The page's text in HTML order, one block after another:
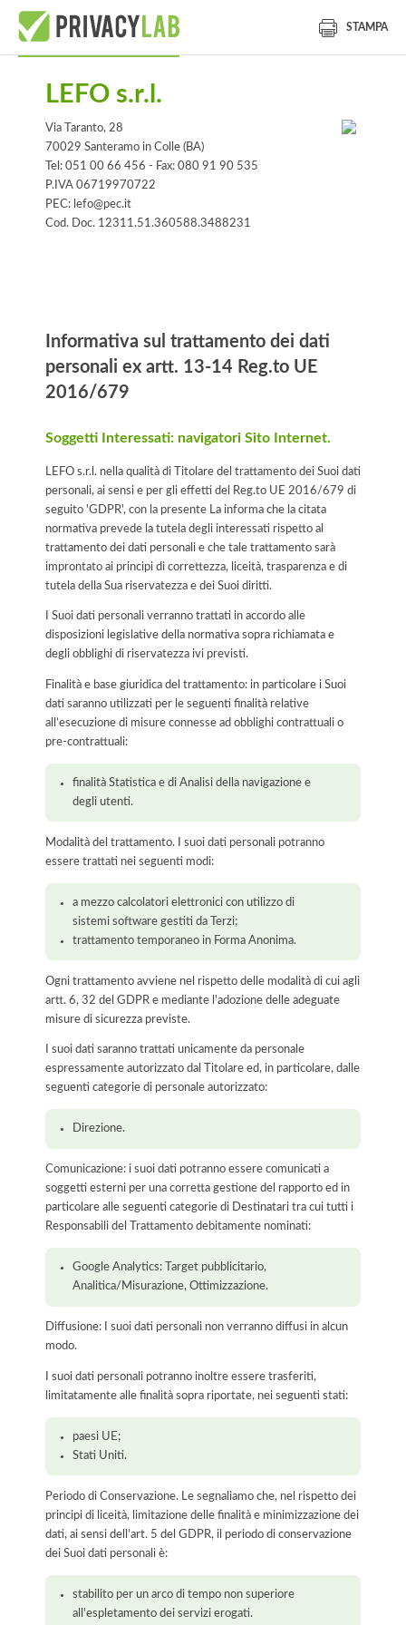
STAMPA
LEFO s.r.l.
Via Taranto, 28
70029 Santeramo in Colle (BA)
Tel: 051 00 66 456 - Fax: 080 91 90 535
P.IVA 06719970722
PEC: lefo@pec.it
Cod. Doc. 12311.51.360588.3488231
Informativa sul trattamento dei dati
personali ex artt. 13-14 Reg.to UE
2016/679
Soggetti Interessati: navigatori Sito Internet.
LEFO s.r.l. nella qualità di Titolare del trattamento dei Suoi dati
personali, ai sensi e per gli effetti del Reg.to UE 2016/679 di
seguito 'GDPR', con la presente La informa che la citata
normativa prevede la tutela degli interessati rispetto al
trattamento dei dati personali e che tale trattamento sarà
improntato ai principi di correttezza, liceità, trasparenza e di
tutela della Sua riservatezza e dei Suoi diritti.
I Suoi dati personali verranno trattati in accordo alle
disposizioni legislative della normativa sopra richiamata e
degli obblighi di riservatezza ivi previsti.
Finalità e base giuridica del trattamento: in particolare i Suoi
dati saranno utilizzati per le seguenti finalità relative
all’esecuzione di misure connesse ad obblighi contrattuali o
pre-contrattuali:
finalità Statistica e di Analisi della navigazione e
degli utenti.
Modalità del trattamento. I suoi dati personali potranno
essere trattati nei seguenti modi:
a mezzo calcolatori elettronici con utilizzo di
sistemi software gestiti da Terzi;
trattamento temporaneo in Forma Anonima.
Ogni trattamento avviene nel rispetto delle modalità di cui agli
artt. 6, 32 del GDPR e mediante l'adozione delle adeguate
misure di sicurezza previste.
I suoi dati saranno trattati unicamente da personale
espressamente autorizzato dal Titolare ed, in particolare, dalle
seguenti categorie di personale autorizzato:
Direzione.
Comunicazione: i suoi dati potranno essere comunicati a
soggetti esterni per una corretta gestione del rapporto ed in
particolare alle seguenti categorie di Destinatari tra cui tutti i
Responsabili del Trattamento debitamente nominati:
Google Analytics: Target pubblicitario,
Analitica/Misurazione, Ottimizzazione.
Diffusione: I suoi dati personali non verranno diffusi in alcun
modo.
I suoi dati personali potranno inoltre essere trasferiti,
limitatamente alle finalità sopra riportate, nei seguenti stati:
paesi UE;
Stati Uniti.
Periodo di Conservazione. Le segnaliamo che, nel rispetto dei
principi di liceità, limitazione delle finalità e minimizzazione dei
dati, ai sensi dell’art. 5 del GDPR, il periodo di conservazione
dei Suoi dati personali è:
stabilito per un arco di tempo non superiore
all'espletamento dei servizi erogati.